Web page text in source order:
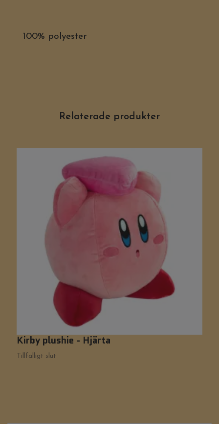
100% polyester
Kirby plushie - Hjärta
Tillfälligt slut